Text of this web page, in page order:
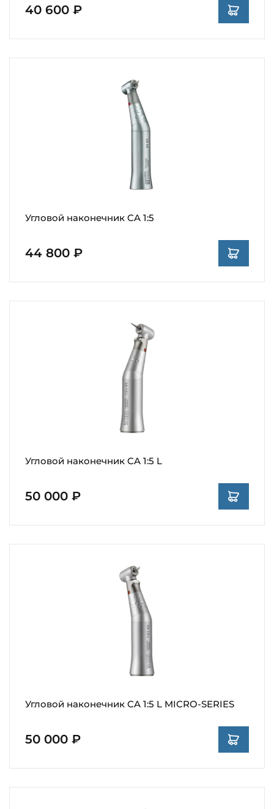
40 600 ₽
Угловой наконечник CA 1:5
44 800 ₽
Угловой наконечник CA 1:5 L
50 000 ₽
Угловой наконечник CA 1:5 L MICRO-SERIES
50 000 ₽